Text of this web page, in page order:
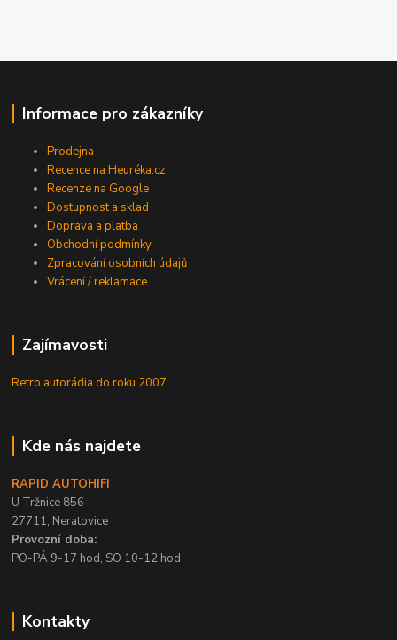
Informace pro zákazníky
Prodejna
Recence na Heuréka.cz
Recenze na Google
Dostupnost a sklad
Doprava a platba
Obchodní podmínky
Zpracování osobních údajů
Vrácení / reklamace
Zajímavosti
Retro autorádia do roku 2007
Kde nás najdete
RAPID AUTOHIFI
U Tržnice 856
27711, Neratovice
Provozní doba:
PO-PÁ 9-17 hod, SO 10-12 hod
Kontakty